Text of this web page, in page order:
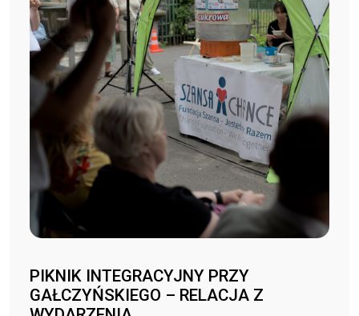
PIKNIK INTEGRACYJNY PRZY
GAŁCZYŃSKIEGO – RELACJA Z